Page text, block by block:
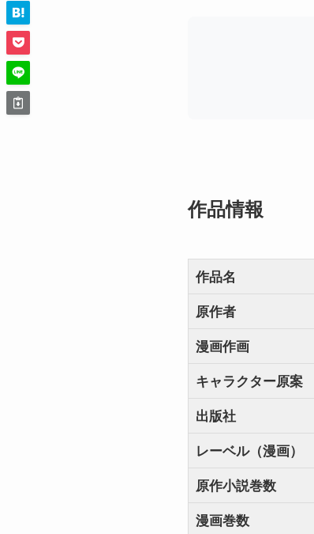
作品情報
作品名
原作者
漫画作画
キャラクター原案
出版社
レーベル（漫画）
原作小説巻数
漫画巻数